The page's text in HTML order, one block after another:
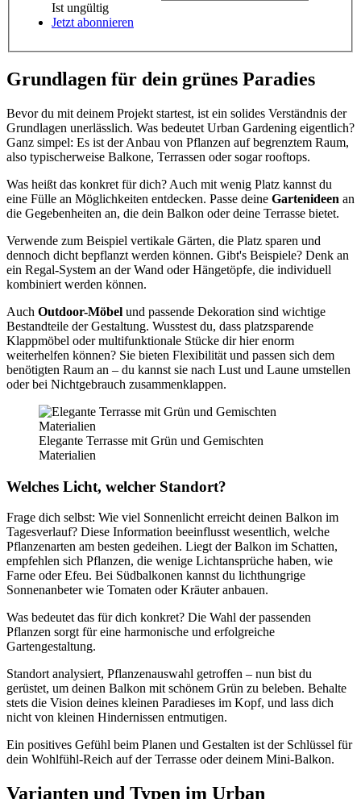
Ist ungültig
Jetzt abonnieren
Grundlagen für dein grünes Paradies
Bevor du mit deinem Projekt startest, ist ein solides Verständnis der
Grundlagen unerlässlich. Was bedeutet Urban Gardening eigentlich?
Ganz simpel: Es ist der Anbau von Pflanzen auf begrenztem Raum,
also typischerweise Balkone, Terrassen oder sogar rooftops.
Was heißt das konkret für dich? Auch mit wenig Platz kannst du
eine Fülle an Möglichkeiten entdecken. Passe deine Gartenideen an
die Gegebenheiten an, die dein Balkon oder deine Terrasse bietet.
Verwende zum Beispiel vertikale Gärten, die Platz sparen und
dennoch dicht bepflanzt werden können. Gibt's Beispiele? Denk an
ein Regal-System an der Wand oder Hängetöpfe, die individuell
kombiniert werden können.
Auch Outdoor-Möbel und passende Dekoration sind wichtige
Bestandteile der Gestaltung. Wusstest du, dass platzsparende
Klappmöbel oder multifunktionale Stücke dir hier enorm
weiterhelfen können? Sie bieten Flexibilität und passen sich dem
benötigten Raum an – du kannst sie nach Lust und Laune umstellen
oder bei Nichtgebrauch zusammenklappen.
Elegante Terrasse mit Grün und Gemischten
Materialien
Welches Licht, welcher Standort?
Frage dich selbst: Wie viel Sonnenlicht erreicht deinen Balkon im
Tagesverlauf? Diese Information beeinflusst wesentlich, welche
Pflanzenarten am besten gedeihen. Liegt der Balkon im Schatten,
empfehlen sich Pflanzen, die wenige Lichtansprüche haben, wie
Farne oder Efeu. Bei Südbalkonen kannst du lichthungrige
Sonnenanbeter wie Tomaten oder Kräuter anbauen.
Was bedeutet das für dich konkret? Die Wahl der passenden
Pflanzen sorgt für eine harmonische und erfolgreiche
Gartengestaltung.
Standort analysiert, Pflanzenauswahl getroffen – nun bist du
gerüstet, um deinen Balkon mit schönem Grün zu beleben. Behalte
stets die Vision deines kleinen Paradieses im Kopf, und lass dich
nicht von kleinen Hindernissen entmutigen.
Ein positives Gefühl beim Planen und Gestalten ist der Schlüssel für
dein Wohlfühl-Reich auf der Terrasse oder deinem Mini-Balkon.
Varianten und Typen im Urban